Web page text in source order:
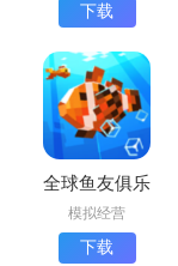
下载
全球鱼友俱乐
部最新版下载
(Tiny
Aquarium)
模拟经营
下载